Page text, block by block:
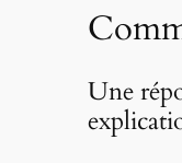
Une